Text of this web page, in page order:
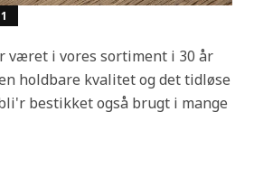
været i vores sortiment i 30 år
holdbare kvalitet og det tidløse
bestikket også brugt i mange